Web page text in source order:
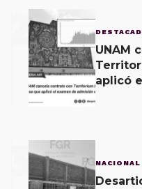
2
UNAM
aplicó
3 NACIONAL